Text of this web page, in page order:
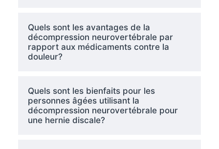
Quels sont les avantages de la
décompression neurovertébrale par
rapport aux médicaments contre la
douleur?
Quels sont les bienfaits pour les
personnes âgées utilisant la
décompression neurovertébrale pour
une hernie discale?